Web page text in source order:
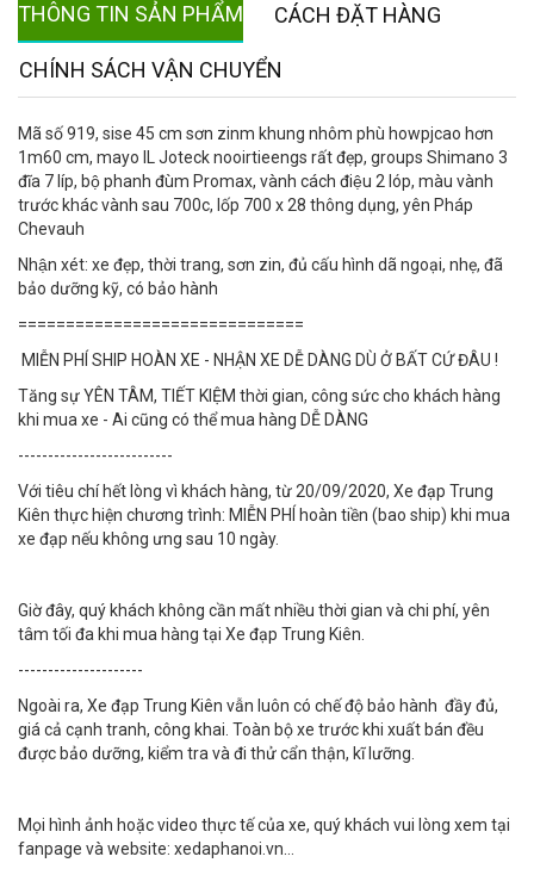
THÔNG TIN SẢN PHẨM CÁCH ĐẶT HÀNG
CHÍNH SÁCH VẬN CHUYỂN
Mã số 919, sise 45 cm sơn zinm khung nhôm phù howpjcao hơn
1m60 cm, mayo IL Joteck nooirtieengs rất đẹp, groups Shimano 3
đĩa 7 líp, bộ phanh đùm Promax, vành cách điệu 2 lóp, màu vành
trước khác vành sau 700c, lốp 700 x 28 thông dụng, yên Pháp
Chevauh
Nhận xét: xe đẹp, thời trang, sơn zin, đủ cấu hình dã ngoại, nhẹ, đã
bảo dưỡng kỹ, có bảo hành
==============================
MIỄN PHÍ SHIP HOÀN XE - NHẬN XE DỄ DÀNG DÙ Ở BẤT CỨ ĐÂU !
Tăng sự YÊN TÂM, TIẾT KIỆM thời gian, công sức cho khách hàng
khi mua xe - Ai cũng có thể mua hàng DỄ DÀNG
--------------------------
Với tiêu chí hết lòng vì khách hàng, từ 20/09/2020, Xe đạp Trung
Kiên thực hiện chương trình: MIỄN PHÍ hoàn tiền (bao ship) khi mua
xe đạp nếu không ưng sau 10 ngày.
Giờ đây, quý khách không cần mất nhiều thời gian và chi phí, yên
tâm tối đa khi mua hàng tại Xe đạp Trung Kiên.
---------------------
Ngoài ra, Xe đạp Trung Kiên vẫn luôn có chế độ bảo hành đầy đủ,
giá cả cạnh tranh, công khai. Toàn bộ xe trước khi xuất bán đều
được bảo dưỡng, kiểm tra và đi thử cẩn thận, kĩ lưỡng.
Mọi hình ảnh hoặc video thực tế của xe, quý khách vui lòng xem tại
fanpage và website: xedaphanoi.vn…